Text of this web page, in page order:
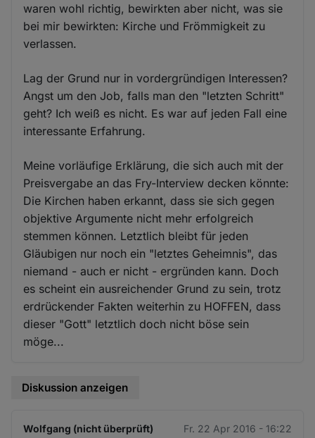
waren wohl richtig, bewirkten aber nicht, was sie
bei mir bewirkten: Kirche und Frömmigkeit zu
verlassen.
Lag der Grund nur in vordergründigen Interessen?
Angst um den Job, falls man den "letzten Schritt"
geht? Ich weiß es nicht. Es war auf jeden Fall eine
interessante Erfahrung.
Meine vorläufige Erklärung, die sich auch mit der
Preisvergabe an das Fry-Interview decken könnte:
Die Kirchen haben erkannt, dass sie sich gegen
objektive Argumente nicht mehr erfolgreich
stemmen können. Letztlich bleibt für jeden
Gläubigen nur noch ein "letztes Geheimnis", das
niemand - auch er nicht - ergründen kann. Doch
es scheint ein ausreichender Grund zu sein, trotz
erdrückender Fakten weiterhin zu HOFFEN, dass
dieser "Gott" letztlich doch nicht böse sein
möge...
Diskussion anzeigen
Wolfgang (nicht überprüft) Fr. 22 Apr 2016 - 16:22